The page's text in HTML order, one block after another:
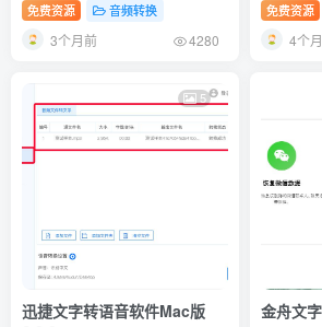
免费资源 音频转换
3个月前 4280
免费资源
4个
5
迅捷文字转语音软件Mac版
金舟文